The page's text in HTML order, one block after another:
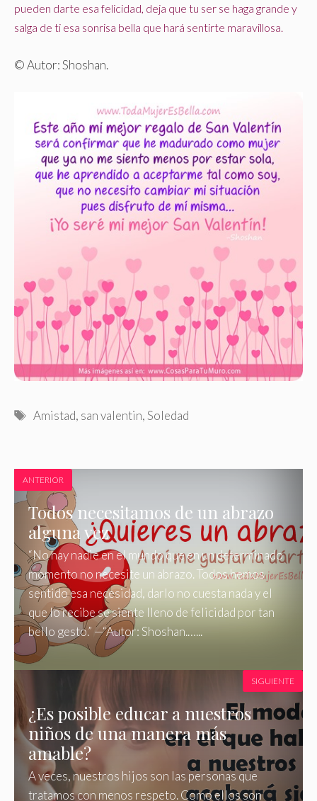
pueden darte esa felicidad, deja que tu ser se haga grande y
salga de ti esa sonrisa bella que hará sentirte maravillosa.
© Autor: Shoshan.
Etiquetas
Amistad, san valentin,Soledad
ANTERIOR
Todos necesitamos de un abrazo
alguna vez
“No hay nadie en el mundo que en un determinado
momento no necesite un abrazo. Todos hemos
sentido esa necesidad, darlo no cuesta nada y el
que lo recibe se siente lleno de felicidad por tan
bello gesto.” —“Autor: Shoshan.…...
¿Es posible educar a nuestros
niños de una manera más
amable?
A veces, nuestros hijos son las personas que
tratamos con menos respeto. Como ellos son
SIGUIENTE